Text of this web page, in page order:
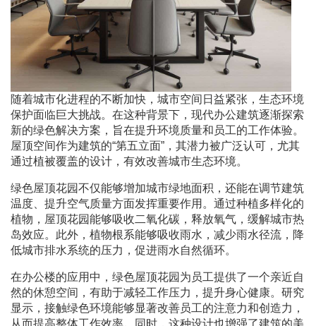
随着城市化进程的不断加快，城市空间日益紧张，生态环境
保护面临巨大挑战。在这种背景下，现代办公建筑逐渐探索
新的绿色解决方案，旨在提升环境质量和员工的工作体验。
屋顶空间作为建筑的“第五立面”，其潜力被广泛认可，尤其
通过植被覆盖的设计，有效改善城市生态环境。
绿色屋顶花园不仅能够增加城市绿地面积，还能在调节建筑
温度、提升空气质量方面发挥重要作用。通过种植多样化的
植物，屋顶花园能够吸收二氧化碳，释放氧气，缓解城市热
岛效应。此外，植物根系能够吸收雨水，减少雨水径流，降
低城市排水系统的压力，促进雨水自然循环。
在办公楼的应用中，绿色屋顶花园为员工提供了一个亲近自
然的休憩空间，有助于减轻工作压力，提升身心健康。研究
显示，接触绿色环境能够显著改善员工的注意力和创造力，